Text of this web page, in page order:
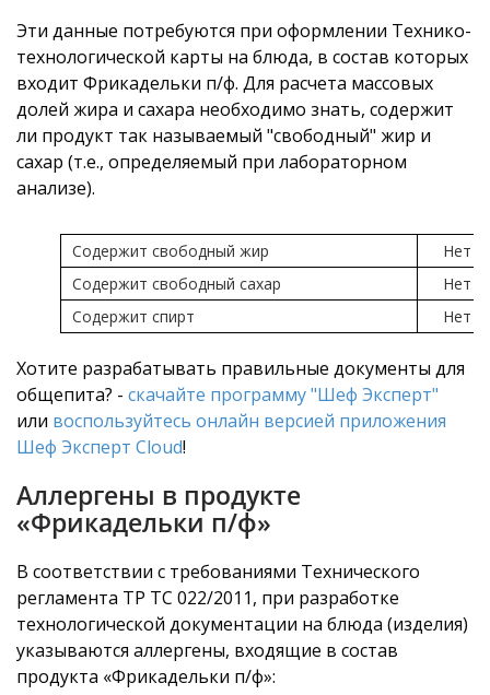
Эти данные потребуются при оформлении Технико-
технологической карты на блюда, в состав которых
входит Фрикадельки п/ф. Для расчета массовых
долей жира и сахара необходимо знать, содержит
ли продукт так называемый "свободный" жир и
сахар (т.е., определяемый при лабораторном
анализе).
Содержит свободный жир
Нет
Содержит свободный сахар
Нет
Содержит спирт
Нет
Хотите разрабатывать правильные документы для
общепита? - скачайте программу "Шеф Эксперт"
или воспользуйтесь онлайн версией приложения
Шеф Эксперт Cloud!
Аллергены в продукте
«Фрикадельки п/ф»
В соответствии с требованиями Технического
регламента ТР ТС 022/2011, при разработке
технологической документации на блюда (изделия)
указываются аллергены, входящие в состав
продукта «Фрикадельки п/ф»: